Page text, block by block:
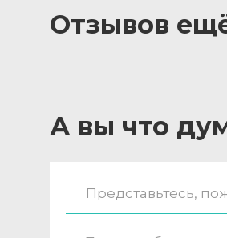
Отзывов
А вы что